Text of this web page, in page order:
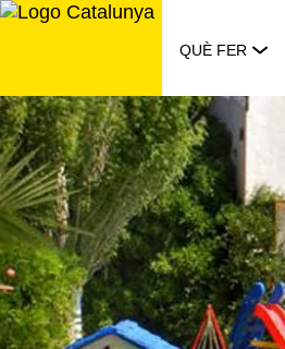
Saltar
QUÈ FER